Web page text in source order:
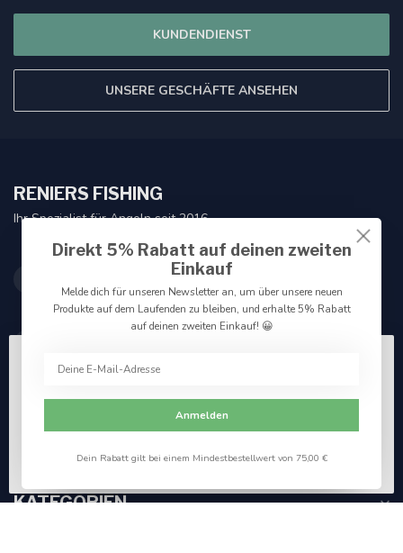
KUNDENDIENST
UNSERE GESCHÄFTE ANSEHEN
RENIERS FISHING
Ihr Spezialist für Angeln seit 2016
Duisburgsesteenweg 70
België
info@reniersfishing.be
Register NR:0787.858.447
BE0787 858 447
KATEGORIEN
Verwendung von Cookies, um das beste Seitenerlebnis
zu erzielen.
Ja
Direkt 5% Rabatt auf deinen zweiten
Einkauf
Melde dich für unseren Newsletter an, um über unsere neuen
Produkte auf dem Laufenden zu bleiben, und erhalte 5% Rabatt
auf deinen zweiten Einkauf! 😀
Anmelden
Dein Rabatt gilt bei einem Mindestbestellwert von 75,00 €